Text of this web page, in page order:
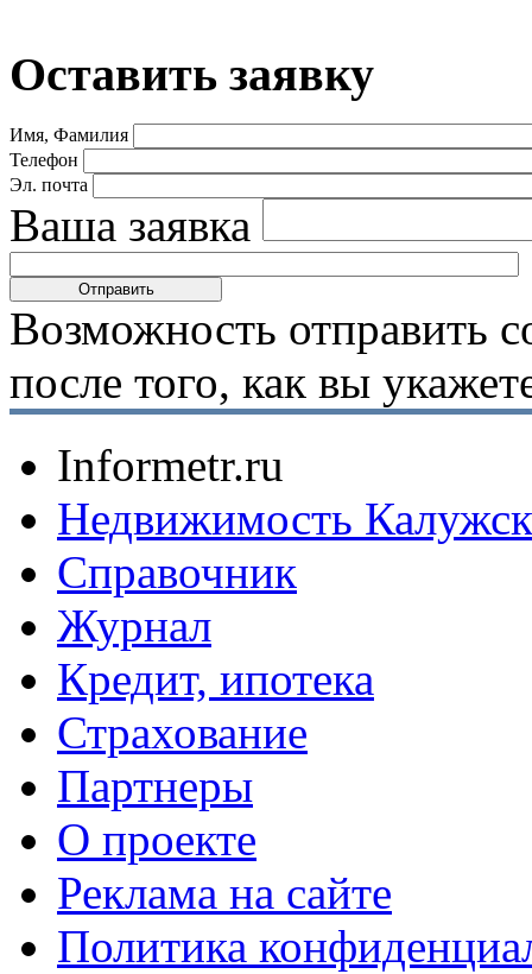
Оставить заявку
Имя, Фамилия
Телефон
Эл. почта
Ваша заявка
Возможность отправить
после того, как вы
Informetr.ru
Недвижимость
Справочник
Журнал
Кредит, ипотека
Страхование
Партнеры
O проекте
Реклама на сайте
Политика